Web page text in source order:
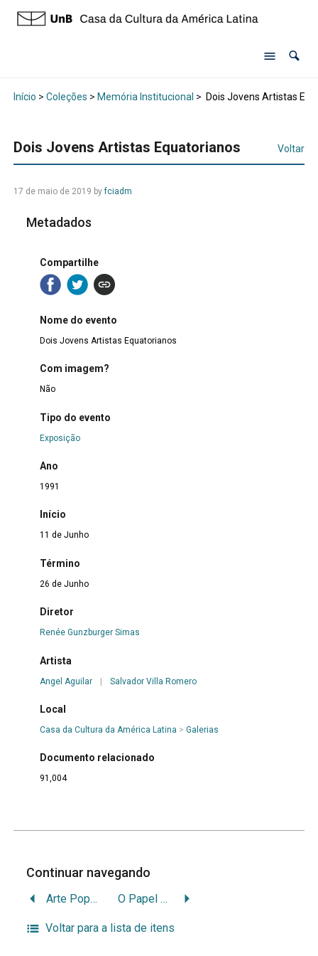
Início > Coleções > Memória Institucional > Dois Jovens Artistas
Dois Jovens Artistas Equatorianos Voltar
17 de maio de 2019 byfciadm
Metadados
Compartilhe
Nome do evento
Dois Jovens Artistas Equatorianos
Com imagem?
Não
Tipo do evento
Exposição
Ano
1991
Início
11 de Junho
Término
26 de Junho
Diretor
Renée Gunzburger Simas
Artista
Angel Aguilar | Salvador Villa Romero
Local
Casa da Cultura da América Latina > Galerias
Documento relacionado
91,004
Continuar navegando
Arte Popular Cubana O Papel da Não Violência
Voltar para a lista de itens